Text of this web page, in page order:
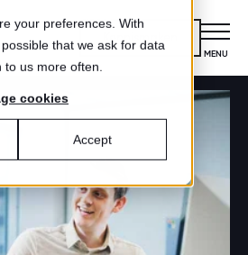
your preferences. With
that we ask for data
to us more often.
cookies
Accept
Kennismaken
MENU
CLOSE